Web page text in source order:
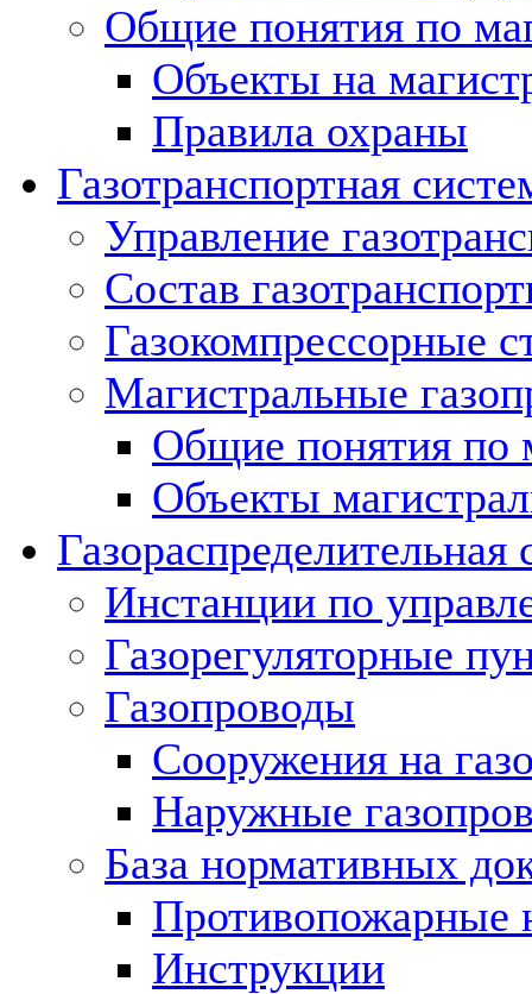
Общие понятия по
Объекты на
Правила охраны
Газотранспортная
Управление
Состав
Газокомпрессорные
Магистральные
Общие понятия по
Объекты
Газораспределительная
Инстанции по
Газорегуляторные
Газопроводы
Сооружения на
Наружные
База нормативных
Противопожарные
Инструкции